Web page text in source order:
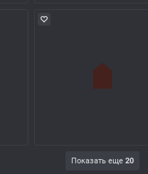
Показать еще 20